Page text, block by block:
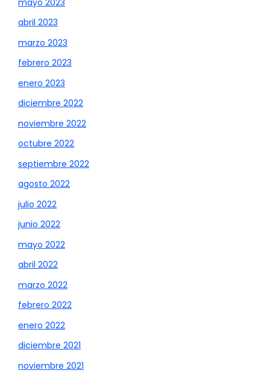
abril 2023
marzo 2023
febrero 2023
enero 2023
diciembre 2022
noviembre 2022
octubre 2022
septiembre 2022
agosto 2022
julio 2022
junio 2022
mayo 2022
abril 2022
marzo 2022
febrero 2022
enero 2022
diciembre 2021
noviembre 2021